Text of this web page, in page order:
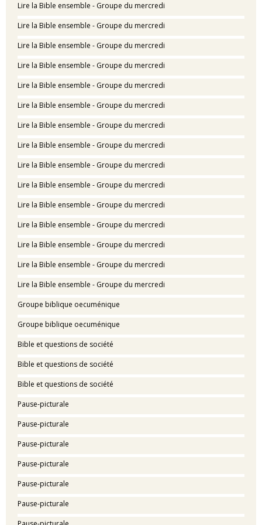
Lire la Bible ensemble - Groupe du mercredi
Lire la Bible ensemble - Groupe du mercredi
Lire la Bible ensemble - Groupe du mercredi
Lire la Bible ensemble - Groupe du mercredi
Lire la Bible ensemble - Groupe du mercredi
Lire la Bible ensemble - Groupe du mercredi
Lire la Bible ensemble - Groupe du mercredi
Lire la Bible ensemble - Groupe du mercredi
Lire la Bible ensemble - Groupe du mercredi
Lire la Bible ensemble - Groupe du mercredi
Lire la Bible ensemble - Groupe du mercredi
Lire la Bible ensemble - Groupe du mercredi
Lire la Bible ensemble - Groupe du mercredi
Lire la Bible ensemble - Groupe du mercredi
Lire la Bible ensemble - Groupe du mercredi
Groupe biblique oecuménique
Groupe biblique oecuménique
Bible et questions de société
Bible et questions de société
Bible et questions de société
Pause-picturale
Pause-picturale
Pause-picturale
Pause-picturale
Pause-picturale
Pause-picturale